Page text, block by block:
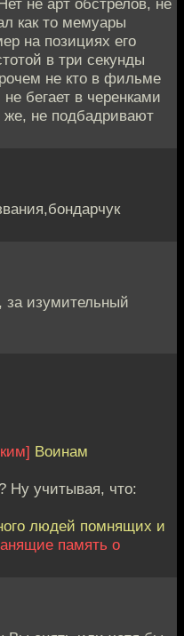
как то мемуары
на позициях его
в три секунды
не кто в фильме
бегает в черенками
же, не подбадривают
изумительный
Воинам
Ну учитывая, что:
людей помнящих и
память о